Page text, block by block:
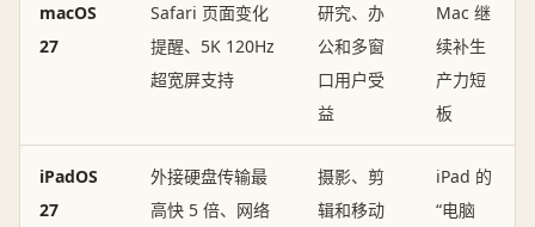
macOS
27
Safari 页面变化
提醒、5K 120Hz
超宽屏支持
研究、办
公和多窗
口用户受
益
Mac 继
续补生
产力短
板
iPadOS
27
外接硬盘传输最
高快 5 倍、网络
摄影、剪
辑和移动
iPad 的
“电脑